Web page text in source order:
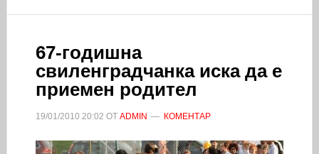
67-годишна
свиленградчанка иска да е
приемен родител
19/01/2010 20:02 ОТ ADMIN КОМЕНТАР